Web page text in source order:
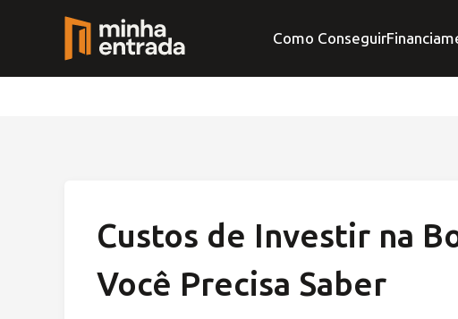
Como Conseguir
Custos de Investir na
Você Precisa Saber